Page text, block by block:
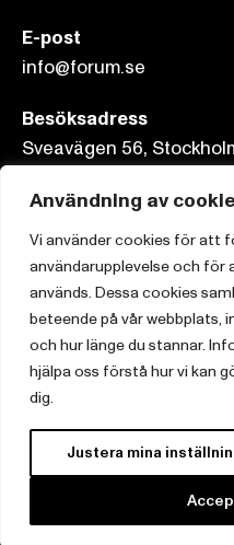
Användning av
Vi använder cookies för att
användarupplevelse och för
används. Dessa cookies
beteende på vår webbplats,
och hur länge du stannar.
hjälpa oss förstå hur vi kan
dig.
Justera mina
E-post
info@forum.se
Besöksadress
Sveavägen 56,
Postadress
Box 3159, 103 63
Om